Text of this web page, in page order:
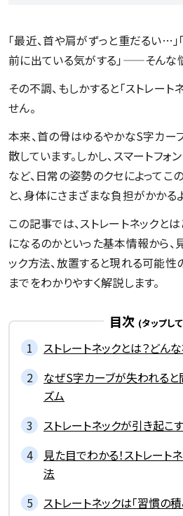
「最近、首や肩がずっと重だるい…
前に出ている気がする」——そんな
その不調、もしかすると「ストレー
せん。
本来、首の骨はゆるやかなS字カ
散しています。しかし、スマートフ
など、日常の姿勢のクセによってこ
と、身体にさまざまな負担がかかる
この記事では、ストレートネックと
になるのかといった基本情報から
ック方法、放置すると現れる可能性
までをわかりやすく解説します。
目次
ストレートネックとは？どん
なぜS字カーブが失われると
ズム
ストレートネックが引き起
見た目でわかる！ストレート
法
ストレートネックは「習慣の